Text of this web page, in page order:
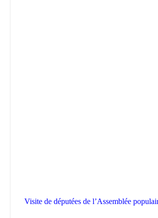
Visite de députées de l’Assemblée